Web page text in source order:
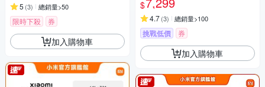
5 (3) 總銷量>50
限時下殺 券
加入購物車
$
4.7(3) 總銷量>100
挑戰低價 券
加入購物車